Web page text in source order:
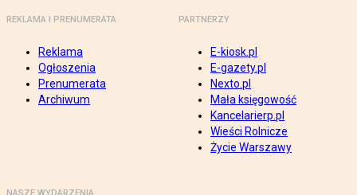
REKLAMA I PRENUMERATA
Reklama
Ogłoszenia
Prenumerata
Archiwum
PARTNERZY
E-kiosk.pl
E-gazety.pl
Nexto.pl
Mała księgowość
Kancelarierp.pl
Wieści Rolnicze
Życie Warszawy